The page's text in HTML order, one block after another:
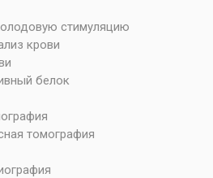
стимуляцию
крови
белок
томография